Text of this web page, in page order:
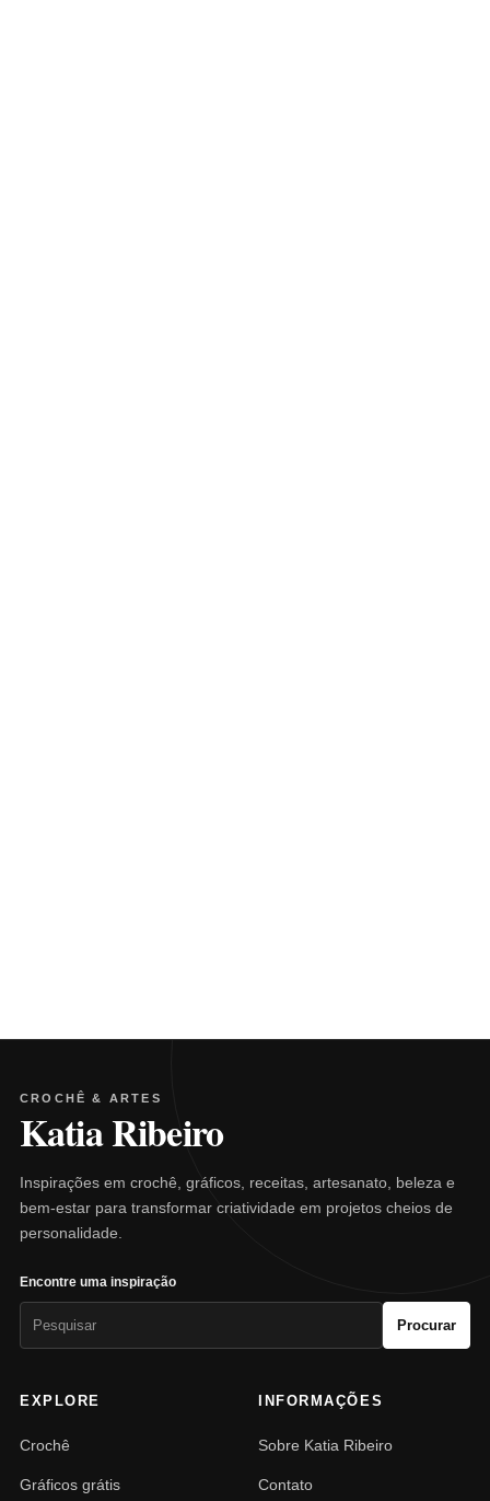
CROCHÊ & ARTES
Katia Ribeiro
Inspirações em crochê, gráficos, receitas, artesanato, beleza e
bem-estar para transformar criatividade em projetos cheios de
personalidade.
Encontre uma inspiração
Procurar
EXPLORE
Crochê
Gráficos grátis
INFORMAÇÕES
Sobre Katia Ribeiro
Contato